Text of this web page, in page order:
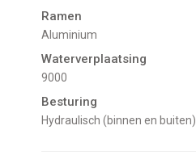
Ramen
Aluminium
Waterverplaatsing
9000
Besturing
Hydraulisch (binnen en buiten)